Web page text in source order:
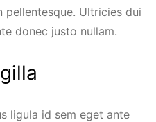
pellentesque. Ultricies dui
donec justo nullam.
ligula id sem eget ante